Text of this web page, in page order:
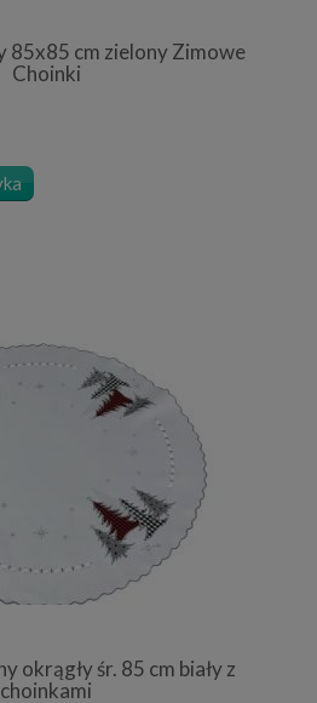
85x85 cm zielony Zimowe
Choinki
okrągły śr. 85 cm biały z
choinkami